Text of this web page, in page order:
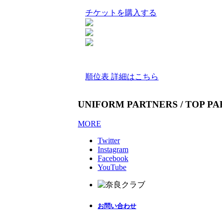
チケットを購入する
順位表 詳細はこちら
UNIFORM PARTNERS / TOP
MORE
Twitter
Instagram
Facebook
YouTube
お問い合わせ